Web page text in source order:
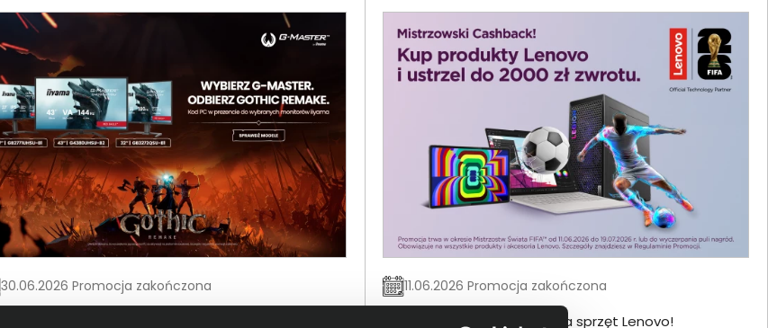
30.06.2026 Promocja zakończona 11.06.2026 Promocja zakończona
Złap cashback do 2000 zł na sprzęt Lenovo!